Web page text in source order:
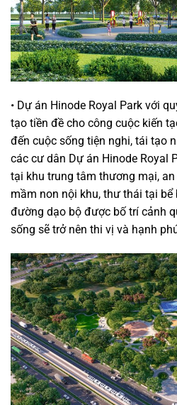
• Dự án Hinode Royal Park với
tạo tiền đề cho công cuộc kiến
đến cuộc sống tiện nghi, tái tạo
các cư dân Dự án Hinode Royal
tại khu trung tâm thương mại,
mầm non nội khu, thư thái tại bể
đường dạo bộ được bố trí cảnh
sống sẽ trở nên thi vị và hạnh